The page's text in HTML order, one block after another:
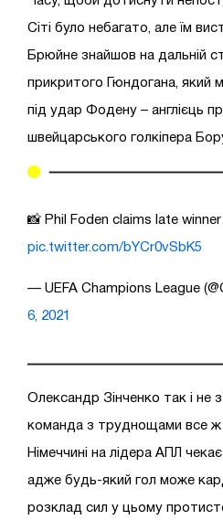
Сіті було небагато, але їм
Брюйне знайшов на дальній
прикритого Гюндогана, який
під удар Фодену – англієць
швейцарського голкіпера
📸 Phil Foden claims late
pic.twitter.com/bYCr0vSbK5
— UEFA Champions League
6, 2021
Олександр Зінченко так і не
команда з труднощами все ж
Німеччині на лідера АПЛ
адже будь-який гол може
розклад сил у цьому